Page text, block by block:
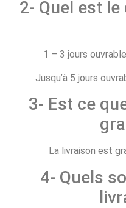
2- Quel est
1 – 3 jours
Jusqu’à 5 jours
3- Est ce
La livraison est
4- Quels